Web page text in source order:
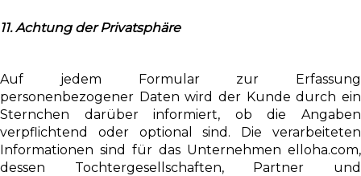
11. Achtung der Privatsphäre
Auf jedem Formular zur Erfassung
personenbezogener Daten wird der Kunde durch ein
Sternchen darüber informiert, ob die Angaben
verpflichtend oder optional sind. Die verarbeiteten
Informationen sind für das Unternehmen elloha.com,
dessen Tochtergesellschaften, Partner und